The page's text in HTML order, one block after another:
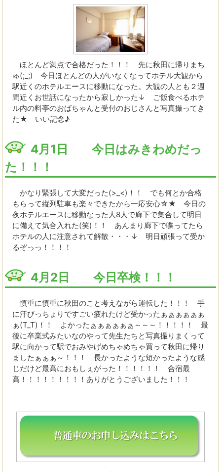
ほとんど満点で合格だった！！！ 先に秋田に帰りまち
ゅ(;_;) 今日ほとんどの人がいなくなってホテル大観から
駅近くのホテルエースに移動になった。大観の人とも２週
間近くお世話になったから寂しかった↓ ご飯食べるホテ
ル内の料亭のおばちゃんと受付のおじさんと写真撮ってき
た★ いい記念♪
4月1日 今日はみきわめだっ
た！！！
かなり緊張して大変だった(>_<)！！ でも何とか合格
もらって縦列駐車も楽々できたから一応安心☆★ 今日の
夜ホテルエースに移動なった人8人で廊下で集合して明日
に備えて気合入れた(笑)！！ あんまり廊下で喋ってたら
ホテルの人に注意されて解散・・・↓ 明日頑張って受か
るぞっっ！！！！
4月2日 今日卒検！！！
慎重に慎重に秋田のこと考えながら運転した！！！ 手
に汗びっちょりですごい疲れたけど受かったぁぁぁぁぁぁ
ぁ(T_T)！！ よかったぁぁぁぁぁぁ～～～！！！！！ 最
後に卒業式みたいなのやって先生たちと写真撮りまくって
駅に向かって駅でおみやげめちゃめちゃ買って秋田に帰り
ましたぁぁぁ～！！！ 長かったような短かったような感
じだけど最高におもしぇがった！！！！！！ 合宿最
高！！！！！！！！！ありがとうございました！！！